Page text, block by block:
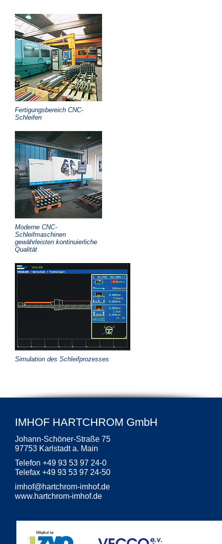
Fertigungsbereich CNC-
Schleifen
Moderne CNC-
Schleifmaschinen
gewährleisten kontinuierliche
Qualität
Simulation des Schleifprozesses
IMHOF HARTCHROM GmbH
Johann-Schöner-Straße 75
97753 Karlstadt a. Main
Telefon +49 93 53 97 24-0
Telefax +49 93 53 97 24-50
imhof@hartchrom-imhof.de
www.hartchrom-imhof.de